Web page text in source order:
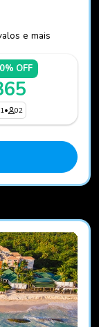
e mais
OFF
• 02